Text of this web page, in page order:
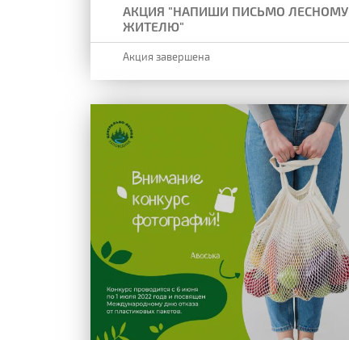
АКЦИЯ "НАПИШИ ПИСЬМО ЛЕСНОМУ
ЖИТЕЛЮ"
Акция завершена